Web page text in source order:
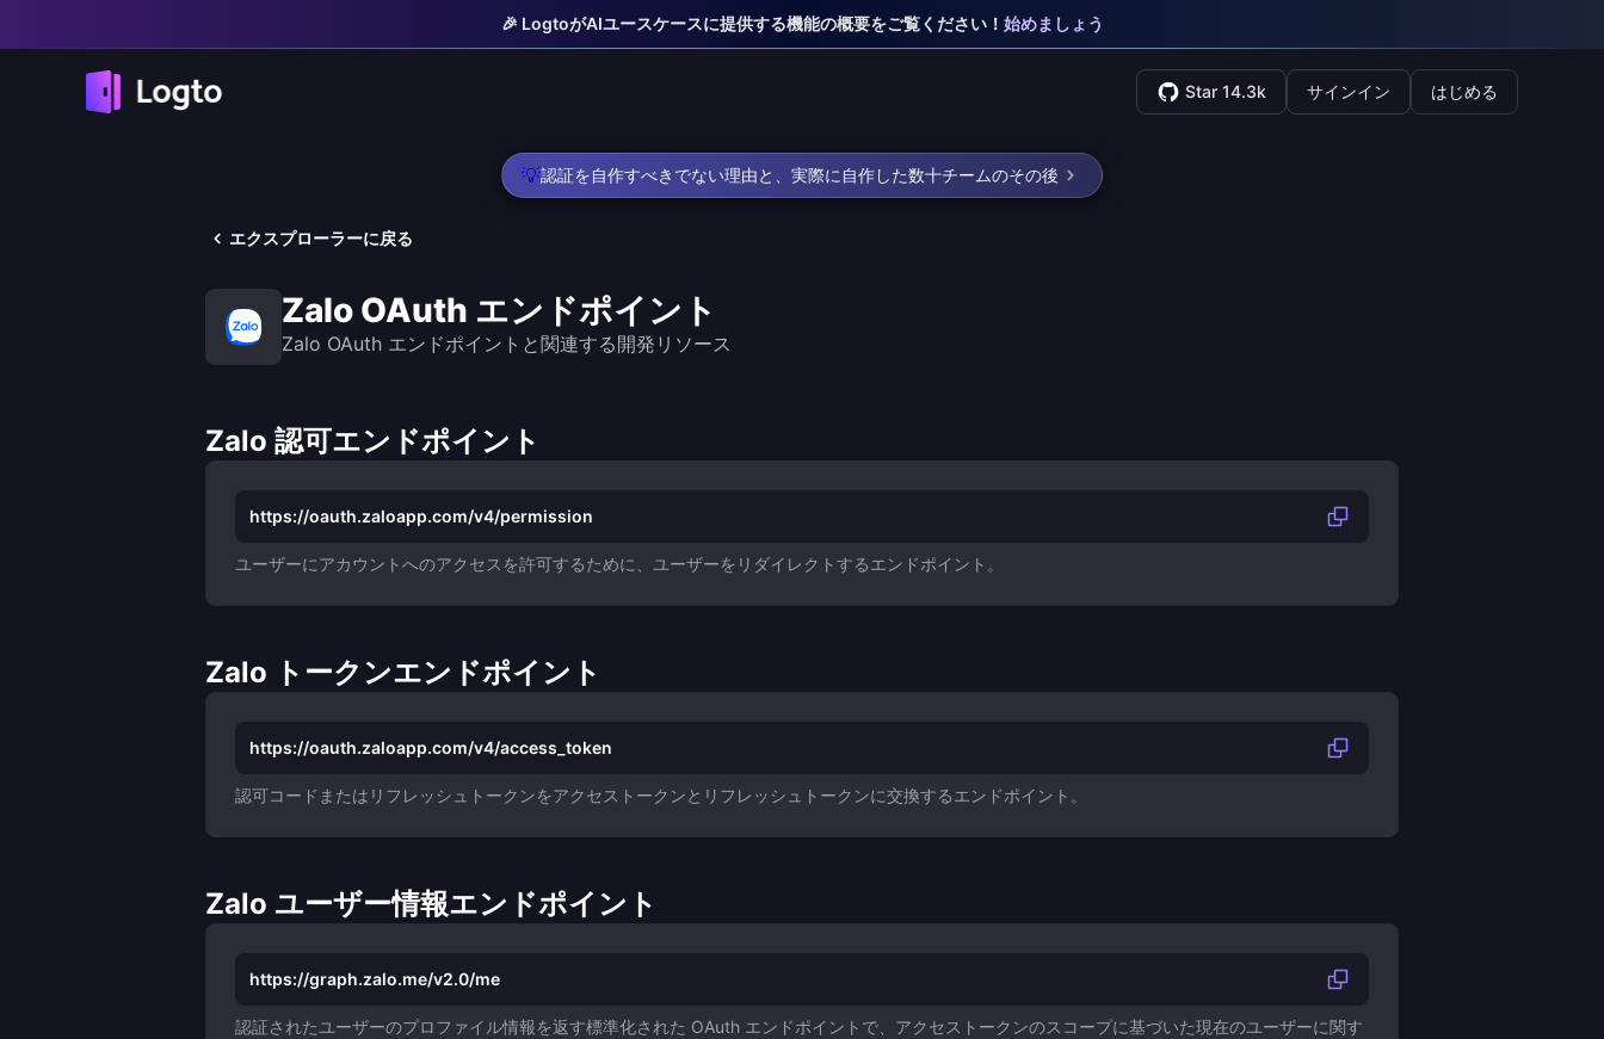
🎉 LogtoがAIユースケースに提供する機能の概要をご覧ください！ 始めましょう
Star 14.3k サインイン はじめる
💡認証を自作すべきでない理由と、実際に自作した数十チームのその後
エクスプローラーに戻る
Zalo OAuth エンドポイント
Zalo OAuth エンドポイントと関連する開発リソース
Zalo 認可エンドポイント
https://oauth.zaloapp.com/v4/permission
ユーザーにアカウントへのアクセスを許可するために、ユーザーをリダイレクトするエンドポイント。
Zalo トークンエンドポイント
https://oauth.zaloapp.com/v4/access_token
認可コードまたはリフレッシュトークンをアクセストークンとリフレッシュトークンに交換するエンドポイント。
Zalo ユーザー情報エンドポイント
https://graph.zalo.me/v2.0/me
認証されたユーザーのプロファイル情報を返す標準化された OAuth エンドポイントで、アクセストークンのスコープに基づいた現在のユーザーに関す